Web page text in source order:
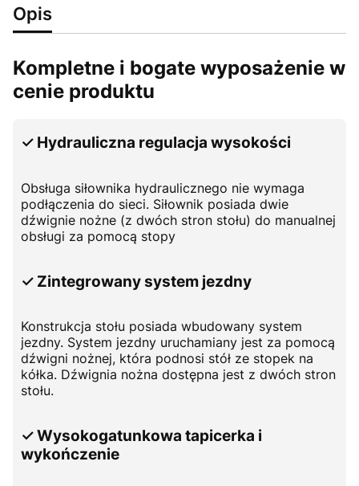
Opis
Kompletne i bogate wyposażenie w
cenie produktu
✓ Hydrauliczna regulacja wysokości
Obsługa siłownika hydraulicznego nie wymaga
podłączenia do sieci. Siłownik posiada dwie
dźwignie nożne (z dwóch stron stołu) do manualnej
obsługi za pomocą stopy
✓ Zintegrowany system jezdny
Konstrukcja stołu posiada wbudowany system
jezdny. System jezdny uruchamiany jest za pomocą
dźwigni nożnej, która podnosi stół ze stopek na
kółka. Dźwignia nożna dostępna jest z dwóch stron
stołu.
✓ Wysokogatunkowa tapicerka i
wykończenie